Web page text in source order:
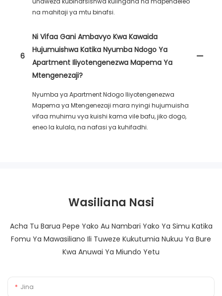
na mahitaji ya mtu binafsi.
6
Ni Vifaa Gani Ambavyo Kwa Kawaida
Hujumuishwa Katika Nyumba Ndogo Ya
Apartment Iliyotengenezwa Mapema Ya
Mtengenezaji?
Nyumba ya Apartment Ndogo Iliyotengenezwa
Mapema ya Mtengenezaji mara nyingi hujumuisha
vifaa muhimu vya kuishi kama vile bafu, jiko dogo,
eneo la kulala, na nafasi ya kuhifadhi.
Wasiliana Nasi
Acha Tu Barua Pepe Yako Au Nambari Yako Ya Simu Katika
Fomu Ya Mawasiliano Ili Tuweze Kukutumia Nukuu Ya Bure
Kwa Anuwai Ya Miundo Yetu
Jina